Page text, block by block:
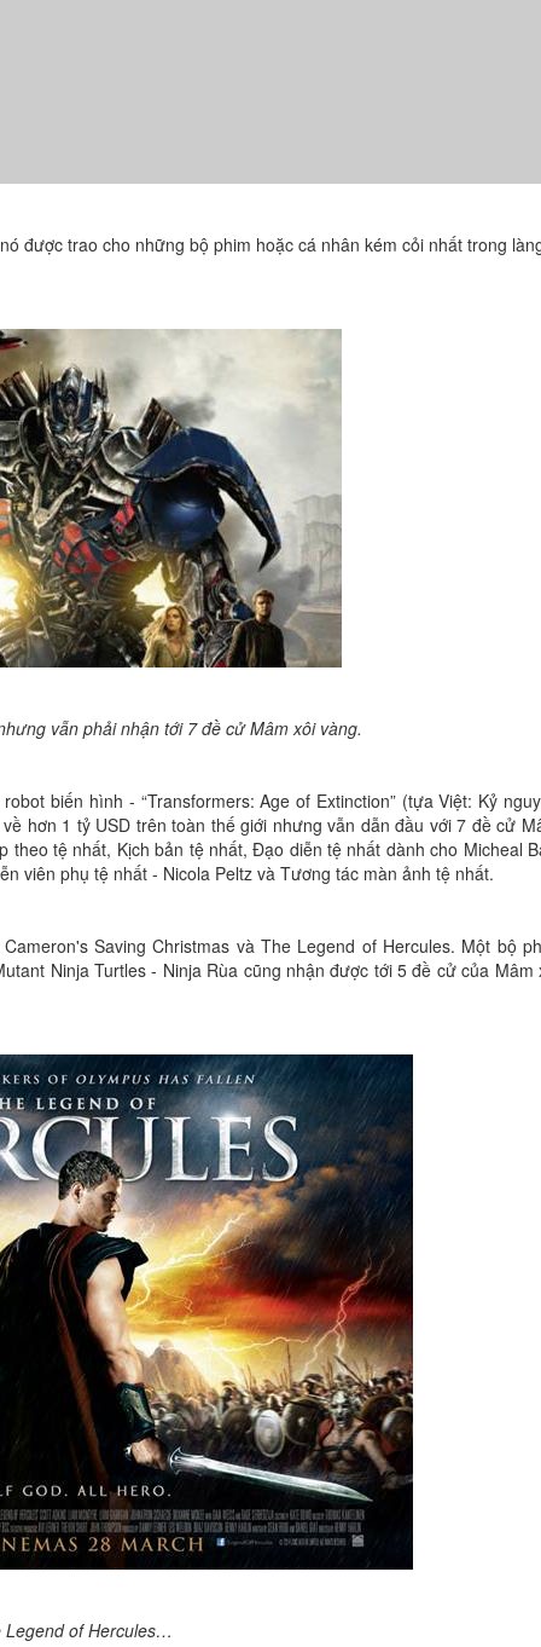
được trao cho những bộ phim hoặc cá nhân kém cỏi nhất trong
vẫn phải nhận tới 7 đề cử Mâm xôi vàng.
biến hình - “Transformers: Age of Extinction” (tựa Việt: Kỷ
hơn 1 tỷ USD trên toàn thế giới nhưng vẫn dẫn đầu với 7 đề cử
tệ nhất, Kịch bản tệ nhất, Đạo diễn tệ nhất dành cho Micheal
viên phụ tệ nhất - Nicola Peltz và Tương tác màn ảnh tệ nhất.
Saving Christmas và The Legend of Hercules. Một bộ
Ninja Turtles - Ninja Rùa cũng nhận được tới 5 đề cử của Mâm
Legend of Hercules…